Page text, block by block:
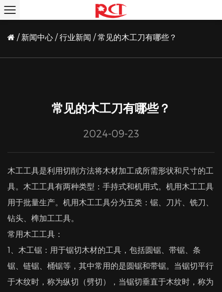
/ 新闻中心 /行业新闻 /常见的木工刀有哪些？
常见的木工刀有哪些？
2024-09-23
木工工具是利用切削方法将木材加工成所需形状和尺寸的工
具。木工工具有两种类型：手持式和机用式。机用木工工具
用于批量生产。机用木工工具分为五类：锯、刀片、铣刀、
钻头、榫加工工具。
常用木工工具：
1、木工锯：用于锯切木材的工具，包括圆锯、带锯、条
锯、链锯、桶锯等，其中常用的是圆锯和带锯。当锯切平行
于木纹时，称为纵切（劈切），当锯切垂直于木纹时，称为